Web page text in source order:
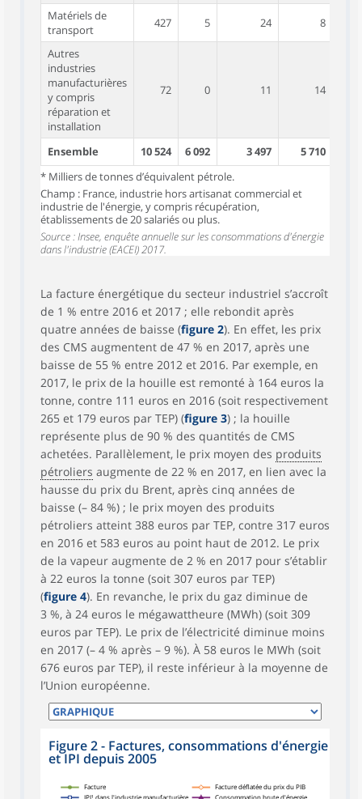
Matériels de
transport
427 5 24 8
Autres
industries
manufacturières
y compris
réparation et
installation
72 0 11 14
Ensemble 10 524 6 092 3 497
5 710
* Milliers de tonnes d’équivalent pétrole.
Champ : France, industrie hors artisanat commercial et
industrie de l'énergie, y compris récupération,
établissements de 20 salariés ou plus.
Source : Insee, enquête annuelle sur les consommations d'énergie
dans l'industrie (EACEI) 2017.
La facture énergétique du secteur industriel s’accroît
de 1 % entre 2016 et 2017 ; elle rebondit après
quatre années de baisse (figure 2). En effet, les prix
des CMS augmentent de 47 % en 2017, après une
baisse de 55 % entre 2012 et 2016. Par exemple, en
2017, le prix de la houille est remonté à 164 euros la
tonne, contre 111 euros en 2016 (soit respectivement
265 et 179 euros par TEP) (figure 3) ; la houille
représente plus de 90 % des quantités de CMS
achetées. Parallèlement, le prix moyen des produits
pétroliers augmente de 22 % en 2017, en lien avec la
hausse du prix du Brent, après cinq années de
baisse (– 84 %) ; le prix moyen des produits
pétroliers atteint 388 euros par TEP, contre 317 euros
en 2016 et 583 euros au point haut de 2012. Le prix
de la vapeur augmente de 2 % en 2017 pour s’établir
à 22 euros la tonne (soit 307 euros par TEP)
(figure 4). En revanche, le prix du gaz diminue de
3 %, à 24 euros le mégawattheure (MWh) (soit 309
euros par TEP). Le prix de l’électricité diminue moins
en 2017 (– 4 % après – 9 %). À 58 euros le MWh (soit
676 euros par TEP), il reste inférieur à la moyenne de
l’Union européenne.
Figure 2 - Factures, consommations d'énergie
et IPI depuis 2005
Facture Facture déflatée du prix du PIB
IPI¹ dans l'industrie manufacturière Consommation brute d'énergie